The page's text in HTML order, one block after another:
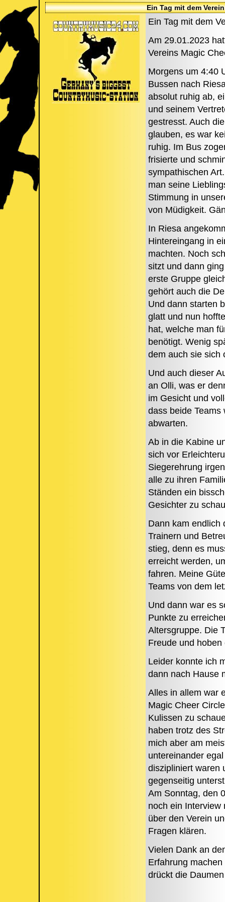
Ein Tag mit dem
Ein Tag mit dem
Am 29.01.2023
Vereins Magic
Morgens um 4:40
Bussen nach
absolut ruhig ab,
und seinem
gestresst. Auch
glauben, es war
ruhig. Im Bus
frisierte und
sympathischen
man seine
Stimmung in
von Müdigkeit.
In Riesa
Hintereingang in
machten. Noch
sitzt und dann
erste Gruppe
gehört auch die
Und dann starten
glatt und nun
hat, welche man
benötigt. Wenig
dem auch sie sich
Und auch dieser
an Olli, was er
im Gesicht und
dass beide
abwarten.
Ab in die Kabine
sich vor
Siegerehrung
alle zu ihren
Ständen ein
Gesichter zu
Dann kam endlich
Trainern und
stieg, denn es
erreicht werden,
fahren. Meine
Teams von dem
Und dann war es
Punkte zu
Altersgruppe. Die
Freude und
Leider konnte ich
dann nach Hause
Alles in allem war
Magic Cheer
Kulissen zu
haben trotz des
mich aber am
untereinander
diszipliniert waren
gegenseitig
Am Sonntag, den
noch ein Interview
über den Verein
Fragen klären.
Vielen Dank an
Erfahrung
drückt die